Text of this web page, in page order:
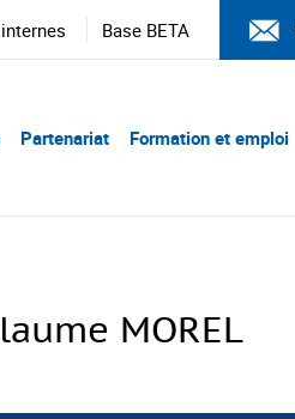
Base BETA
Partenariat Formation et emploi
MOREL